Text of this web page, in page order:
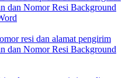
dan Nomor Resi Background
dan Nomor Resi Background